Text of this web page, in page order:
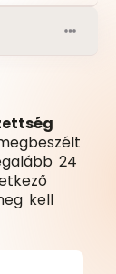
24
kell